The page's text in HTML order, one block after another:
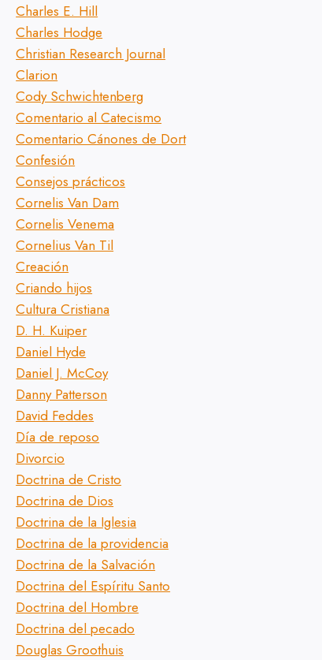
Charles E. Hill
Charles Hodge
Christian Research Journal
Clarion
Cody Schwichtenberg
Comentario al Catecismo
Comentario Cánones de Dort
Confesión
Consejos prácticos
Cornelis Van Dam
Cornelis Venema
Cornelius Van Til
Creación
Criando hijos
Cultura Cristiana
D. H. Kuiper
Daniel Hyde
Daniel J. McCoy
Danny Patterson
David Feddes
Día de reposo
Divorcio
Doctrina de Cristo
Doctrina de Dios
Doctrina de la Iglesia
Doctrina de la providencia
Doctrina de la Salvación
Doctrina del Espíritu Santo
Doctrina del Hombre
Doctrina del pecado
Douglas Groothuis